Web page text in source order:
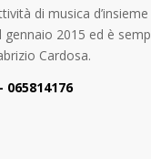
di musica
2015 ed è
Cardosa.